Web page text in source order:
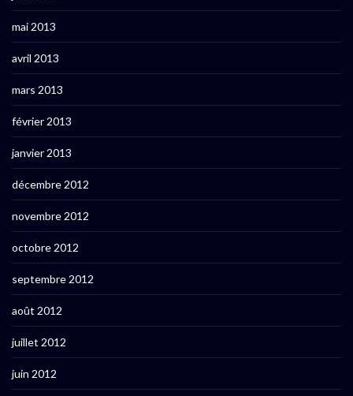
mai 2013
avril 2013
mars 2013
février 2013
janvier 2013
décembre 2012
novembre 2012
octobre 2012
septembre 2012
août 2012
juillet 2012
juin 2012